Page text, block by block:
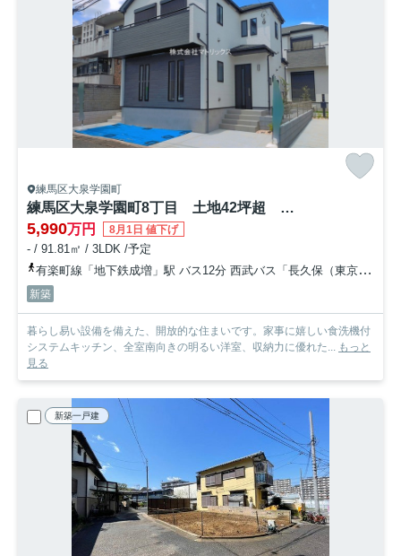
練馬区大泉学園町
練馬区大泉学園町8丁目 土地42坪超 長期優良住宅 全2棟
5,990万円 8月1日 値下げ
- / 91.81㎡ / 3LDK /予定
有楽町線「地下鉄成増」駅 バス12分 西武バス「長久保（東京都）」 停歩5分
新築
暮らし易い設備を備えた、開放的な住まいです。家事に嬉しい食洗機付
システムキッチン、全室南向きの明るい洋室、収納力に優れた... もっと
見る
新築一戸建